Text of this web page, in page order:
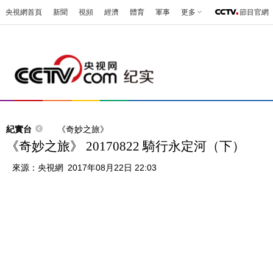
央視網首頁 新聞 視頻 經濟 體育 軍事 更多 節目官網
紀實台 《奇妙之旅》
《奇妙之旅》 20170822 騎行永定河（下）
來源： 央視網 2017年08月22日 22:03